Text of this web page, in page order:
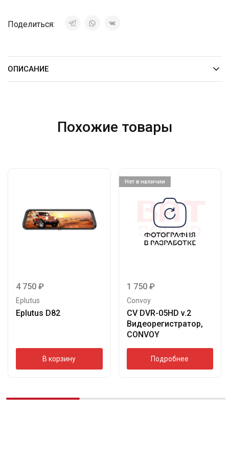
Поделиться:
ОПИСАНИЕ
Похожие товары
4 750 ₽
Eplutus
Eplutus D82
В корзину
Нет в наличии
1 750 ₽
Convoy
CV DVR-05HD v.2
Видеорегистратор,
CONVOY
Подробнее